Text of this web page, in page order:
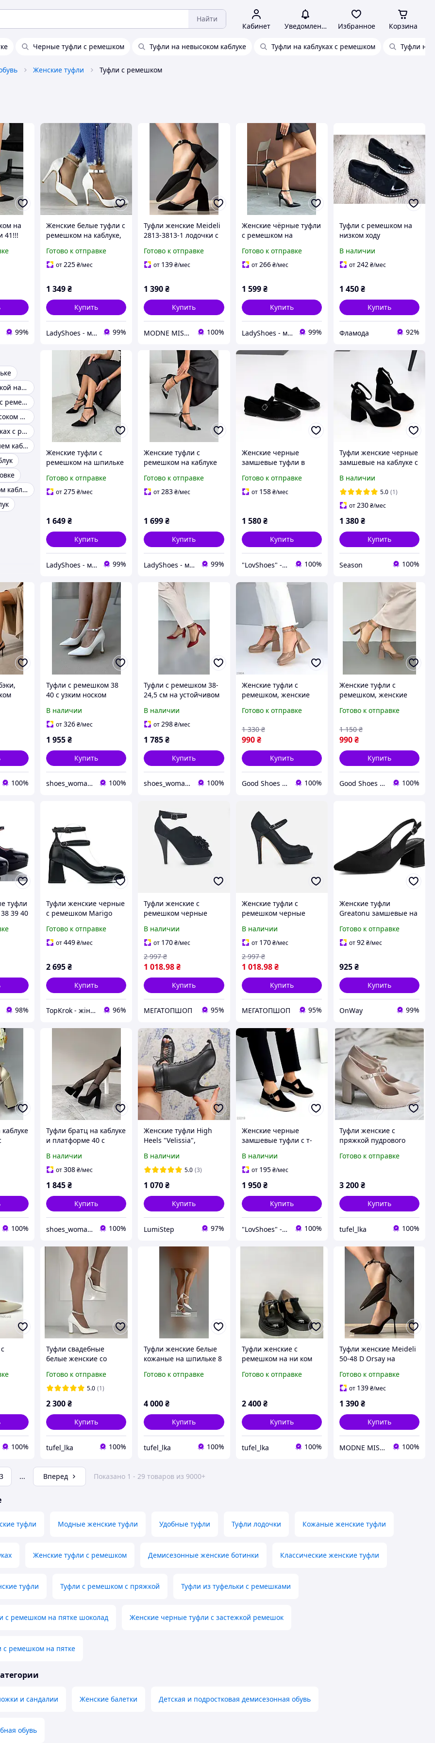
Найти
Кабинет Уведомления Избранное Корзина
Черные туфли с ремешком Туфли на невысоком каблуке Туфли на каблуках с ремешком Туфли на
Женские туфли Туфли с ремешком
на
41!!!
99%
Женские белые туфли с
ремешком на каблуке,
Готово к отправке
от225₴/мес
1 349₴
Купить
LadyShoes - магазин жіночого взуття! Стильно, модно, гарно! 99%
Туфли женские Meideli
2813-3813-1 лодочки с
со стразами на каблуке
черные, 36, 23 см
Готово к отправке
от 139₴/мес
1 390₴
Купить
MODNE MISTO 100%
Женские чёрные туфли
с ремешком на
Готово к отправке
от266 ₴/мес
1 599 ₴
Купить
LadyShoes - магазин жіночого взуття! Стильно, модно, гарно! 99%
Туфли с ремешком на
низком ходу
4068НКМ
В наличии
от242₴/мес
1 450₴
Купить
Фламода 92%
Туфли с застежкой на щиколотке
Черные туфли с ремешком
Туфли на невысоком каблуке
Туфли на каблуках с ремешком
Туфли на среднем каблуке
Туфли на низком каблуке
Женские туфли с
ремешком на шпильке
Готово к отправке
от275₴/мес
1 649₴
Купить
LadyShoes - магазин жіночого взуття! Стильно, модно, гарно! 99%
Женские туфли с
ремешком на каблуке
Готово к отправке
от283₴/мес
1 699₴
Купить
LadyShoes - магазин жіночого взуття! Стильно, модно, гарно! 99%
Женские черные
замшевые туфли в
балетки с ремешком на
подъемные
подошве
Готово к отправке
от 158 ₴/мес
1 580 ₴
Купить
"LovShoes" - интернет-магазин женской обуви 100%
Туфли женские черные
замшевые на каблуке с
В наличии
5.0 (1)
от230₴/мес
1 380₴
Купить
Season 100%
Код:
100%
Туфли с ремешком 38
40 с узким носком
осень
В наличии
от326₴/мес
1 955₴
Купить
shoes_woman_ukraine 100%
Туфли с ремешком 38-
24,5 см на устойчивом
эко кожаные бордовые
женские осень весна
В наличии
от298₴/мес
1 785₴
Купить
shoes_woman_ukraine 100%
Женские туфли с
ремешком, женские
11451
Готово к отправке
990 ₴
1 330 ₴
Купить
Good Shoes Женская обувь 100%
Женские туфли с
ремешком, женские
11451
Готово к отправке
990₴
1 150 ₴
Купить
Good Shoes Женская обувь 100%
туфли
39 40
98%
Туфли женские черные
с ремешком Marigo
Готово к отправке
от449₴/мес
2 695₴
Купить
TopKrok - жіноче та чоловіче взуття, жіночі сумки та верхній одяг 96%
Туфли женские с
ремешком черные
В наличии
от 170₴/мес
1 018.98₴
2 997 ₴
Купить
МЕГАТОПШОП 95%
Женские туфли с
ремешком черные
39р
В наличии
от 170 ₴/мес
1 018.98 ₴
2 997 ₴
Купить
МЕГАТОПШОП 95%
Женские туфли
Greatonu замшевые на
размер с ремешком
открытая пятка
Готово к отправке
от92₴/мес
925₴
Купить
OnWay 99%
см и
100%
Туфли братц на каблуке
и платформе 40 с
женские весна лето
В наличии
от308₴/мес
1 845₴
Купить
shoes_woman_ukraine 100%
Женские туфли High
Heels "Velissia",
молнией сзади и
ремешком
В наличии
5.0 (3)
1 070₴
Купить
LumiStep 97%
Женские черные
замшевые туфли с т-
натуральная замша на
бежевой подошве
В наличии
от 195 ₴/мес
1 950 ₴
Купить
"LovShoes" - интернет-магазин женской обуви 100%
Туфли женские с
пряжкой пудрового
Готово к отправке
3 200₴
Купить
tufel_lka 100%
100%
Туфли свадебные
белые женские со
Готово к отправке
5.0 (1)
2 300₴
Купить
tufel_lka 100%
Туфли женские белые
кожаные на шпильке 8
Готово к отправке
4 000₴
Купить
tufel_lka 100%
Туфли женские с
ремешком на ни ком
Джейн
Готово к отправке
2 400 ₴
Купить
tufel_lka 100%
Туфли женские Meideli
50-48 D Orsay на
замшевые со стразами
коричневые, 35, 22,8
Готово к отправке
от 139₴/мес
1 390₴
Купить
MODNE MISTO 100%
3 ... Вперед Показано 1 - 29 товаров из 9000+
туфли Модные женские туфли Удобные туфли Туфли лодочки Кожаные женские туфли
Женские туфли с ремешком Демисезонные женские ботинки Классические женские туфли
туфли Туфли с ремешком с пряжкой Туфли из туфельки с ремешками
с ремешком на пятке шоколад Женские черные туфли с застежкой ремешок
с ремешком на пятке
и сандалии Женские балетки Детская и подростковая демисезонная обувь
обувь